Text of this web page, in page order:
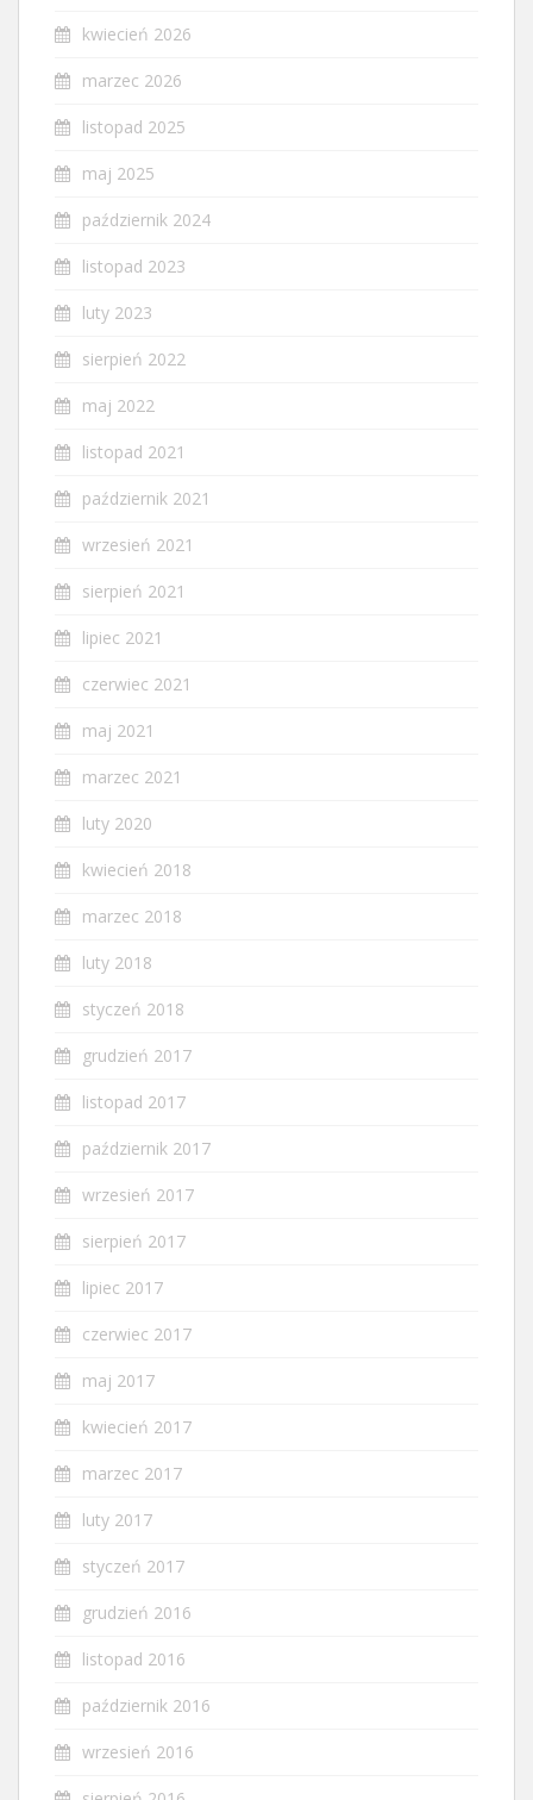
kwiecień 2026
marzec 2026
listopad 2025
maj 2025
październik 2024
listopad 2023
luty 2023
sierpień 2022
maj 2022
listopad 2021
październik 2021
wrzesień 2021
sierpień 2021
lipiec 2021
czerwiec 2021
maj 2021
marzec 2021
luty 2020
kwiecień 2018
marzec 2018
luty 2018
styczeń 2018
grudzień 2017
listopad 2017
październik 2017
wrzesień 2017
sierpień 2017
lipiec 2017
czerwiec 2017
maj 2017
kwiecień 2017
marzec 2017
luty 2017
styczeń 2017
grudzień 2016
listopad 2016
październik 2016
wrzesień 2016